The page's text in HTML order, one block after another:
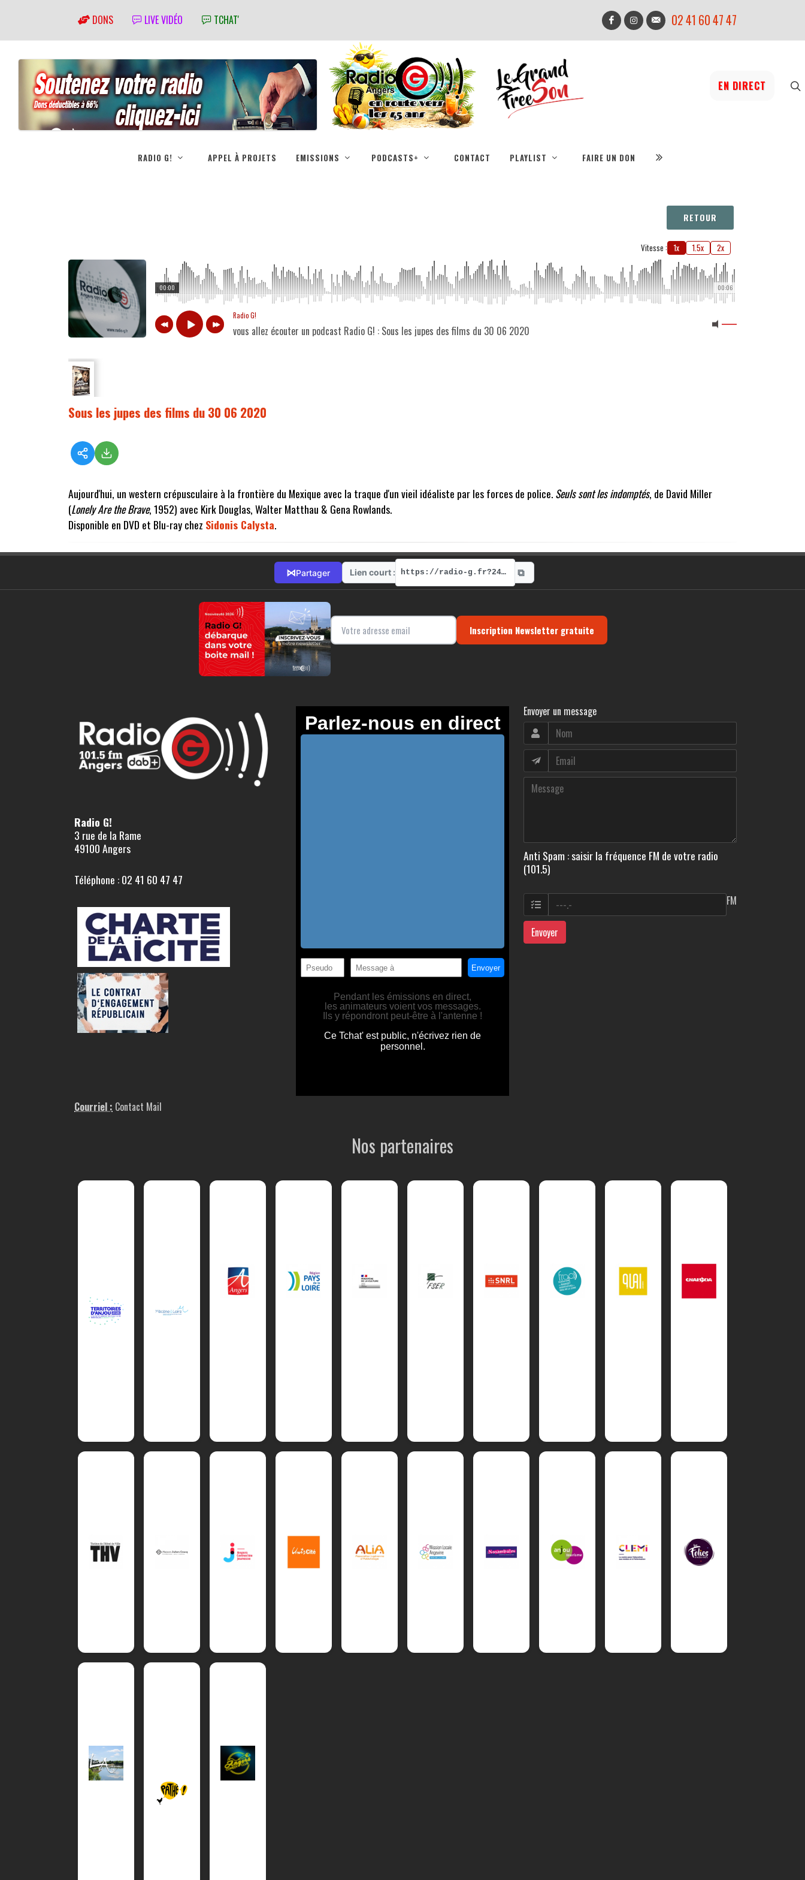
DONS LIVE VIDÉO TCHAT' 02 41 60 47 47
EN DIRECT
RADIO G! APPEL À PROJETS EMISSIONS PODCASTS+ CONTACT PLAYLIST FAIRE UN DON
RETOUR
Vitesse : 1x 1.5x 2x
00:06
00:00
Radio G!
vous allez écouter un podcast Radio G! : Sous les jupes des films du 30 06 2020
Sous les jupes des films du 30 06 2020
Aujourd'hui, un western crépusculaire à la frontière du Mexique avec la traque d'un vieil idéaliste par les forces de police.Seuls sont les indomptés, de David Miller
(Lonely Are the Brave, 1952) avec Kirk Douglas, Walter Matthau & Gena Rowlands.
Disponible en DVD et Blu-ray chez Sidonis Calysta.
⋈Partager Lien court : https://radio-g.fr?2488 ⧉
Inscription Newsletter gratuite
Radio G!
3 rue de la Rame
49100 Angers
Téléphone : 02 41 60 47 47
Courriel : Contact Mail
Envoyer un message
Anti Spam : saisir la fréquence FM de votre radio
(101.5)
FM
Envoyer
Nos partenaires